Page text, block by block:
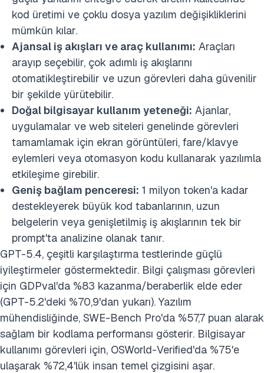
kod üretimi ve çoklu dosya yazılım değişikliklerini
mümkün kılar.
Ajansal iş akışları ve araç kullanımı: Araçları
arayıp seçebilir, çok adımlı iş akışlarını
otomatikleştirebilir ve uzun görevleri daha güvenilir
bir şekilde yürütebilir.
Doğal bilgisayar kullanım yeteneği: Ajanlar,
uygulamalar ve web siteleri genelinde görevleri
tamamlamak için ekran görüntüleri, fare/klavye
eylemleri veya otomasyon kodu kullanarak yazılımla
etkileşime girebilir.
Geniş bağlam penceresi: 1 milyon token'a kadar
destekleyerek büyük kod tabanlarının, uzun
belgelerin veya genişletilmiş iş akışlarının tek bir
prompt'ta analizine olanak tanır.
GPT-5.4, çeşitli karşılaştırma testlerinde güçlü
iyileştirmeler göstermektedir. Bilgi çalışması görevleri
için GDPval'da %83 kazanma/beraberlik elde eder
(GPT-5.2'deki %70,9'dan yukarı). Yazılım
mühendisliğinde, SWE-Bench Pro'da %57,7 puan alarak
sağlam bir kodlama performansı gösterir. Bilgisayar
kullanımı görevleri için, OSWorld-Verified'da %75'e
ulaşarak %72,4'lük insan temel çizgisini aşar.